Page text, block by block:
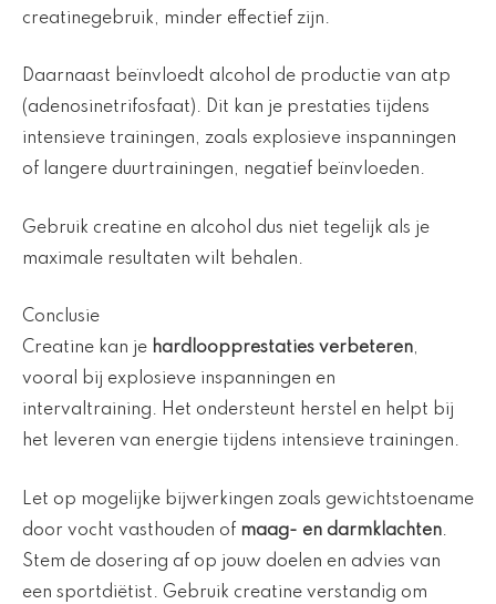
creatinegebruik, minder effectief zijn.
Daarnaast beïnvloedt alcohol de productie van atp
(adenosinetrifosfaat). Dit kan je prestaties tijdens
intensieve trainingen, zoals explosieve inspanningen
of langere duurtrainingen, negatief beïnvloeden.
Gebruik creatine en alcohol dus niet tegelijk als je
maximale resultaten wilt behalen.
Conclusie
Creatine kan je hardloopprestaties verbeteren,
vooral bij explosieve inspanningen en
intervaltraining. Het ondersteunt herstel en helpt bij
het leveren van energie tijdens intensieve trainingen.
Let op mogelijke bijwerkingen zoals gewichtstoename
door vocht vasthouden of maag- en darmklachten.
Stem de dosering af op jouw doelen en advies van
een sportdiëtist. Gebruik creatine verstandig om